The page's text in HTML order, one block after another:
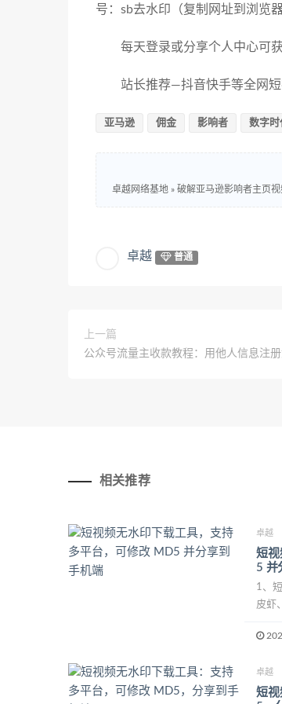
号：sb去水印（复制网址到浏览
每天登录或分享个人中心可
站长推荐—抖音快手等全网
亚马逊 佣金 影响者 数字时
卓越网络基地 » 破解亚马逊影响者主页
卓越 普通
上一篇
公众号流量主收款教程：用他人信息注
相关推荐
卓越
短视
5 并
1、
皮虾
卓越
短视